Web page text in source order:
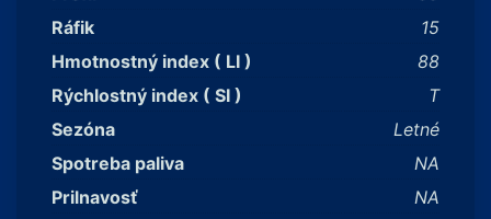
Ráfik
15
Hmotnostný index ( LI )
88
Rýchlostný index ( SI )
T
Sezóna
Letné
Spotreba paliva
NA
Prilnavosť
NA